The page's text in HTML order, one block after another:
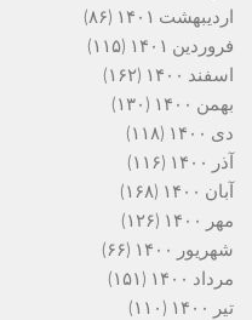
اردیبهشت ۱۴۰۱
(۸۶)
فروردین ۱۴۰۱
(۱۱۵)
اسفند ۱۴۰۰
(۱۶۲)
بهمن ۱۴۰۰
(۱۳۰)
دی ۱۴۰۰
(۱۱۸)
آذر ۱۴۰۰
(۱۱۶)
آبان ۱۴۰۰
(۱۶۸)
مهر ۱۴۰۰
(۱۲۶)
شهریور ۱۴۰۰
(۶۶)
مرداد ۱۴۰۰
(۱۵۱)
تیر ۱۴۰۰
(۱۱۰)